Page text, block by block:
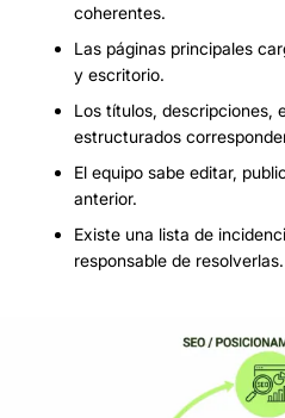
coherentes.
Las páginas principales
y escritorio.
Los títulos, descripciones,
estructurados
El equipo sabe editar,
anterior.
Existe una lista de
responsable de resolverlas.